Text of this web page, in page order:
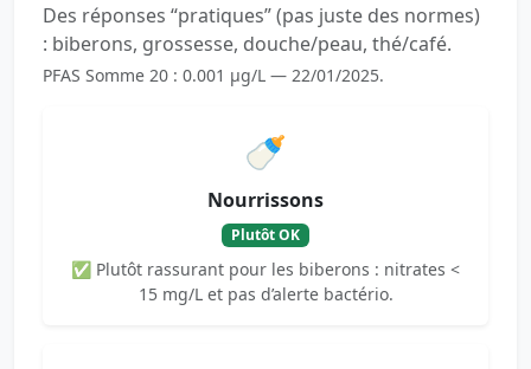
Des réponses “pratiques” (pas juste des normes)
: biberons, grossesse, douche/peau, thé/café.
PFAS Somme 20 : 0.001 µg/L — 22/01/2025.
🍼
Nourrissons
Plutôt OK
✅ Plutôt rassurant pour les biberons : nitrates <
15 mg/L et pas d’alerte bactério.